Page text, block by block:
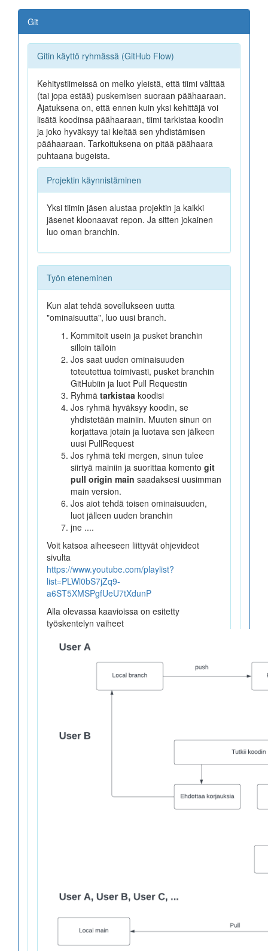
Git perusteet
Tiimi työskentely
Gitin asennus
Repositoryn luonti
Git komentoja
Git-työskentelymallit
Video oppaat
Git oppaita
Git
Gitin käyttö ryhmässä (GitHub Flow)
Kehitystiimeissä on melko yleistä, että tiimi välttää
(tai jopa estää) puskemisen suoraan päähaaraan.
Ajatuksena on, että ennen kuin yksi kehittäjä voi
lisätä koodinsa päähaaraan, tiimi tarkistaa koodin
ja joko hyväksyy tai kieltää sen yhdistämisen
päähaaraan. Tarkoituksena on pitää päähaara
puhtaana bugeista.
Projektin käynnistäminen
Yksi tiimin jäsen alustaa projektin ja kaikki
jäsenet kloonaavat repon. Ja sitten jokainen
luo oman branchin.
Työn eteneminen
Kun alat tehdä sovellukseen uutta
"ominaisuutta", luo uusi branch.
Kommitoit usein ja pusket branchin
silloin tällöin
Jos saat uuden ominaisuuden
toteutettua toimivasti, pusket branchin
GitHubiin ja luot Pull Requestin
Ryhmä tarkistaa koodisi
Jos ryhmä hyväksyy koodin, se
yhdistetään mainiin. Muuten sinun on
korjattava jotain ja luotava sen jälkeen
uusi PullRequest
Jos ryhmä teki mergen, sinun tulee
siirtyä mainiin ja suorittaa komento git
pull origin main saadaksesi uusimman
main version.
Jos aiot tehdä toisen ominaisuuden,
luot jälleen uuden branchin
jne ....
Voit katsoa aiheeseen liittyvät ohjevideot
sivulta
https://www.youtube.com/playlist?
list=PLWl0bS7jZq9-
a6ST5XMSPgfUeU7tXdunP
Alla olevassa kaavioissa on esitetty
työskentelyn vaiheet